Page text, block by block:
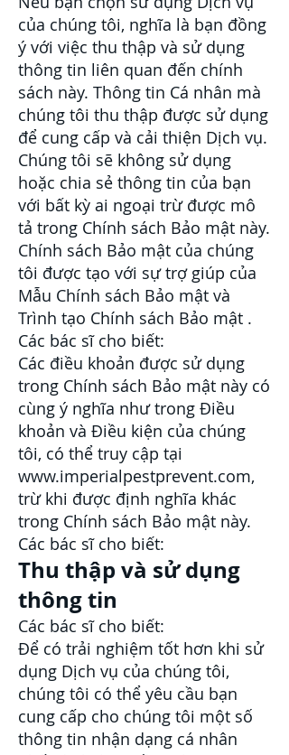
của chúng tôi, nghĩa là bạn đồng
ý với việc thu thập và sử dụng
thông tin liên quan đến chính
sách này. Thông tin Cá nhân mà
chúng tôi thu thập được sử dụng
để cung cấp và cải thiện Dịch vụ.
Chúng tôi sẽ không sử dụng
hoặc chia sẻ thông tin của bạn
với bất kỳ ai ngoại trừ được mô
tả trong Chính sách Bảo mật này.
Chính sách Bảo mật của chúng
tôi được tạo với sự trợ giúp của
Mẫu Chính sách Bảo mật và
Trình tạo Chính sách Bảo mật .
Các bác sĩ cho biết:
Các điều khoản được sử dụng
trong Chính sách Bảo mật này có
cùng ý nghĩa như trong Điều
khoản và Điều kiện của chúng
tôi, có thể truy cập tại
www.imperialpestprevent.com,
trừ khi được định nghĩa khác
trong Chính sách Bảo mật này.
Các bác sĩ cho biết:
Thu thập và sử dụng
thông tin
Các bác sĩ cho biết:
Để có trải nghiệm tốt hơn khi sử
dụng Dịch vụ của chúng tôi,
chúng tôi có thể yêu cầu bạn
cung cấp cho chúng tôi một số
thông tin nhận dạng cá nhân